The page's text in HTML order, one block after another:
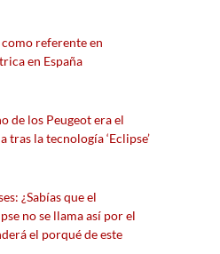
referente en
en España
de los Peugeot era el
tras la tecnología ‘Eclipse’
¿Sabías que el
no se llama así por el
el porqué de este